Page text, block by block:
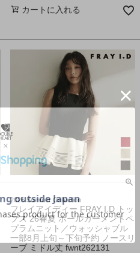
カートに入れる
2026 Summer Collection
フレイアイディー FRAY I.D トッ
プス 26春夏 ホールガーメントペ
プラムニット／ウォッシャブル
一部8月上旬～下旬予約 ノースリ
ーブ ミドル丈 fwnt262131